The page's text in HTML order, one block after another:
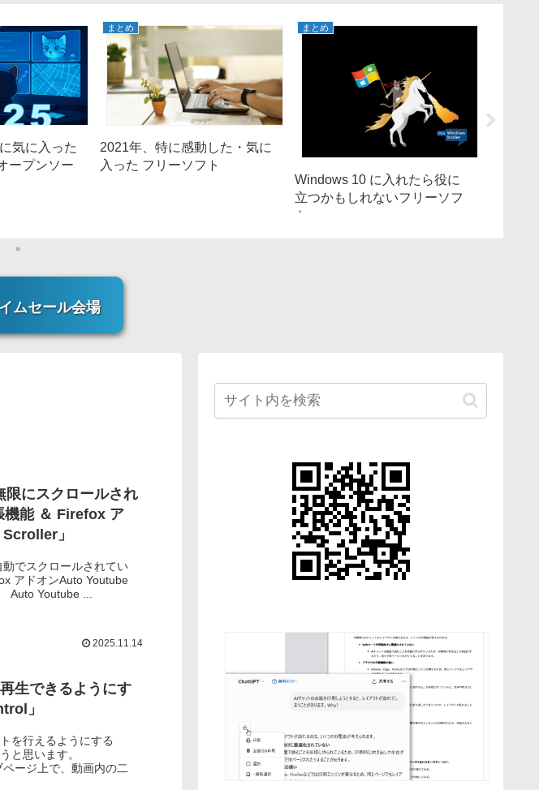
気に入った
ープンソー
まとめ
2021年、特に感動した・気に
入った フリーソフト
まとめ
Windows 10 に入れたら役に
立つかもしれないフリーソフ
ト
ムセール会場
限にスクロールされ
機能 ＆ Firefox ア
」
でスクロールされてい
アドオンAuto Youtube
Auto Youtube ...
2025.11.14
生できるようにす
」
を行えるようにする
と思います。
ージ上で、動画内の二